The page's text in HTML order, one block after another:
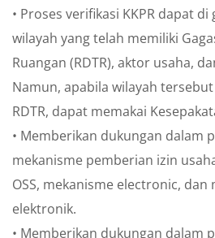
• Proses verifikasi KKPR dapat
wilayah yang telah memiliki
Ruangan (RDTR), aktor usaha,
Namun, apabila wilayah
RDTR, dapat memakai
• Memberikan dukungan dalam
mekanisme pemberian izin
OSS, mekanisme electronic, dan
elektronik.
• Memberikan dukungan dalam